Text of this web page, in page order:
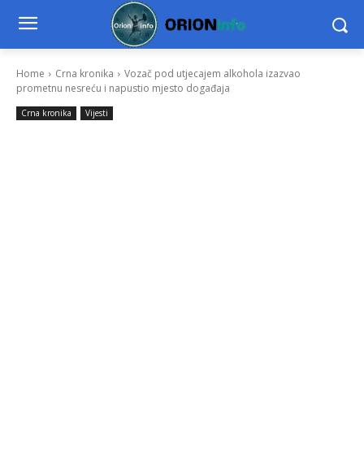
Home Crna kronika
Vozač pod utjecajem alkohola izazvao
prometnu nesreću i napustio mjesto događaja
Crna kronika Vijesti